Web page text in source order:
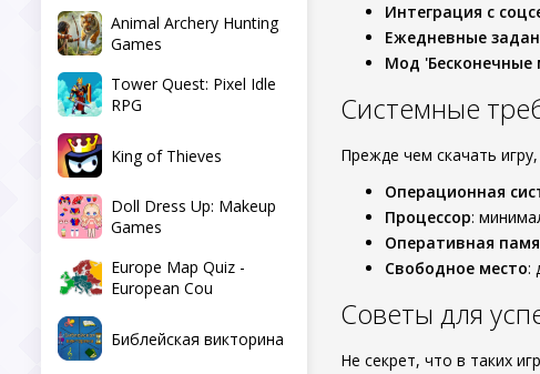
Animal Archery Hunting
Games
Tower Quest: Pixel Idle
RPG
King of Thieves
Doll Dress Up: Makeup
Games
Europe Map Quiz -
European Cou
Библейская викторина
Интеграция с
Ежедневные
Мод 'Бесконечные
Системные
Прежде чем скачать
Операционная
Процессор:
Оперативная
Свободное место:
Советы для
Не секрет, что в таких